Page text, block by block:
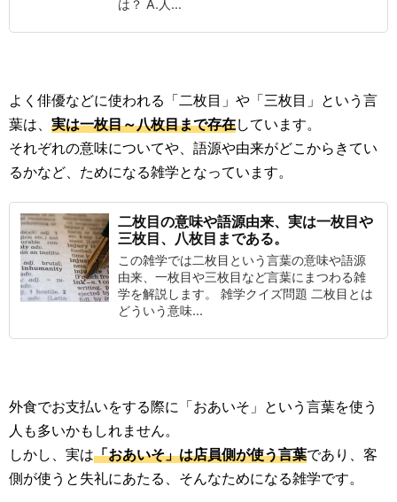
は？ A.人...
よく俳優などに使われる「二枚目」や「三枚目」という言
葉は、 実は一枚目～八枚目まで存在しています。
それぞれの意味についてや、語源や由来がどこからきてい
るかなど、ためになる雑学となっています。
二枚目の意味や語源由来、実は一枚目や
三枚目、八枚目まである。
この雑学では二枚目という言葉の意味や語源
由来、一枚目や三枚目など言葉にまつわる雑
学を解説します。 雑学クイズ問題 二枚目とは
どういう意味...
外食でお支払いをする際に「おあいそ」という言葉を使う
人も多いかもしれません。
しかし、実は「おあいそ」は店員側が使う言葉であり、客
側が使うと失礼にあたる、そんなためになる雑学です。